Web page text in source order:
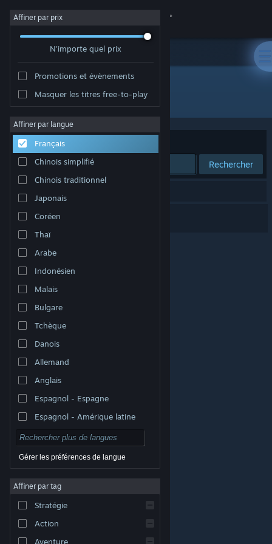
Se connecter
Magasin
À propos
Support
Changer la langue
Télécharger l'application mobile Steam
Voir version ordi. du site
© Valve Corporation. Tous droits réservés. Toutes les
titulaires aux États-Unis et dans d'autres pays.
Accessibilité
Remboursements
Affiner par prix
N'importe quel prix
Promotions et évènements
Masquer les titres free-to-play
Affiner par langue
Français
Chinois simplifié
Chinois traditionnel
Japonais
Coréen
Thaï
Arabe
Indonésien
Malais
Bulgare
Tchèque
Danois
Allemand
Anglais
Espagnol - Espagne
Espagnol - Amérique latine
Gérer les préférences de langue
Affiner par tag
Stratégie
Action
Aventure
Édition : Davy Depuydt
Trier par Pertinence
Rechercher